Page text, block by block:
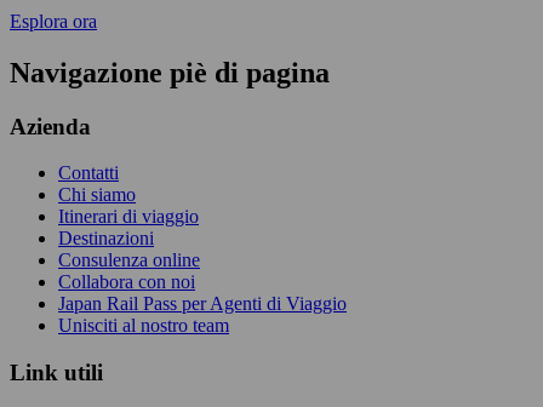
Esplora ora
Navigazione piè di pagina
Azienda
Contatti
Chi siamo
Itinerari di viaggio
Destinazioni
Consulenza online
Collabora con noi
Japan Rail Pass per Agenti di Viaggio
Unisciti al nostro team
Link utili